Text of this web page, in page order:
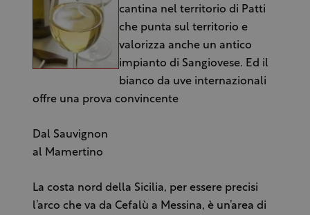
cantina nel territorio di Patti
che punta sul territorio e
valorizza anche un antico
impianto di Sangiovese. Ed il
bianco da uve internazionali
offre una prova convincente
Dal Sauvignon
al Mamertino
La costa nord della Sicilia, per essere precisi
l’arco che va da Cefalù a Messina, è un’area di